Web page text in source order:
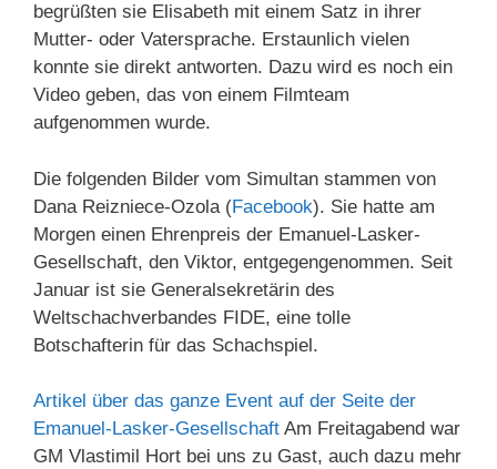
begrüßten sie Elisabeth mit einem Satz in ihrer
Mutter- oder Vatersprache. Erstaunlich vielen
konnte sie direkt antworten. Dazu wird es noch ein
Video geben, das von einem Filmteam
aufgenommen wurde.
Die folgenden Bilder vom Simultan stammen von
Dana Reizniece-Ozola (Facebook). Sie hatte am
Morgen einen Ehrenpreis der Emanuel-Lasker-
Gesellschaft, den Viktor, entgegengenommen. Seit
Januar ist sie Generalsekretärin des
Weltschachverbandes FIDE, eine tolle
Botschafterin für das Schachspiel.
Artikel über das ganze Event auf der Seite der
Emanuel-Lasker-Gesellschaft Am Freitagabend war
GM Vlastimil Hort bei uns zu Gast, auch dazu mehr